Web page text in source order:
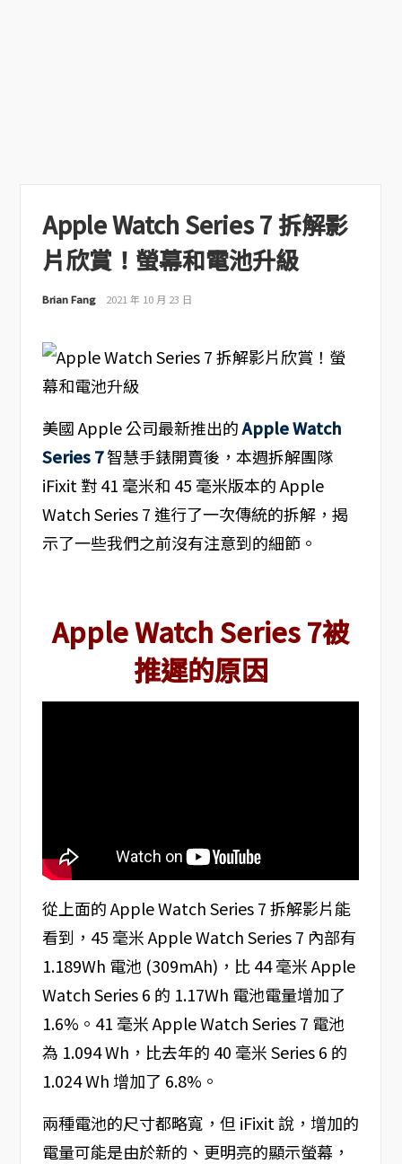
Apple Watch Series 7 拆解影
片欣賞！螢幕和電池升級
Brian Fang 2021 年 10 月 23 日
美國 Apple 公司最新推出的Apple Watch
Series 7智慧手錶開賣後，本週拆解團隊
iFixit 對 41 毫米和 45 毫米版本的 Apple
Watch Series 7 進行了一次傳統的拆解，揭
示了一些我們之前沒有注意到的細節。
Apple Watch Series 7被
推遲的原因
從上面的 Apple Watch Series 7 拆解影片能
看到，45 毫米 Apple Watch Series 7 內部有
1.189Wh 電池 (309mAh)，比 44 毫米 Apple
Watch Series 6 的 1.17Wh 電池電量增加了
1.6%。41 毫米 Apple Watch Series 7 電池
為 1.094 Wh，比去年的 40 毫米 Series 6 的
1.024 Wh 增加了 6.8%。
兩種電池的尺寸都略寬，但 iFixit 說，增加的
電量可能是由於新的、更明亮的顯示螢幕，